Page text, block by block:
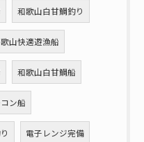
和歌山白甘鯛釣り
山快適遊漁船
和歌山白甘鯛船
ン船
電子レンジ完備